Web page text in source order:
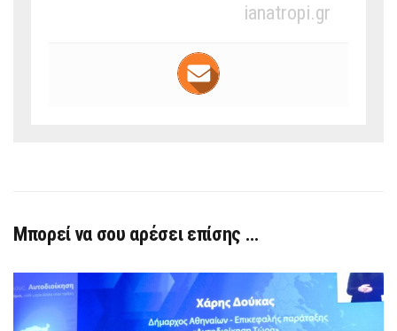
ianatropi.gr
Μπορεί να σου αρέσει επίσης …